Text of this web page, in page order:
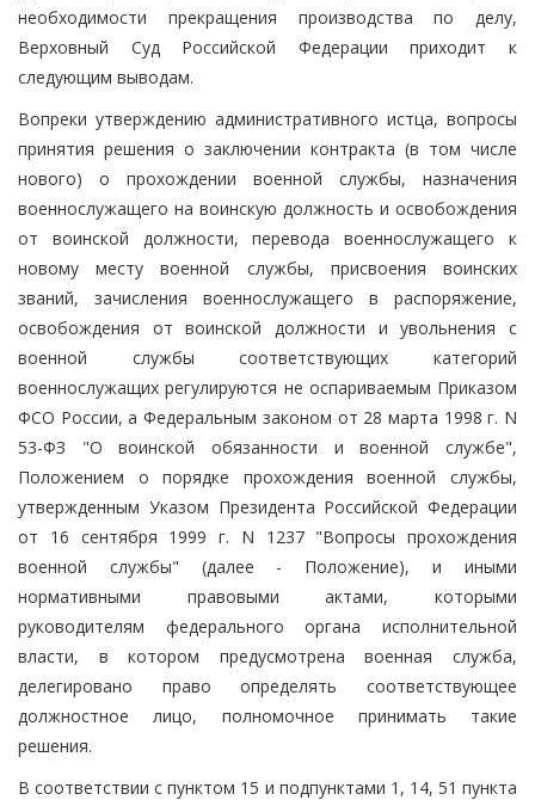
необходимости прекращения производства по делу,
Верховный Суд Российской Федерации приходит к
следующим выводам.
Вопреки утверждению административного истца, вопросы
принятия решения о заключении контракта (в том числе
нового) о прохождении военной службы, назначения
военнослужащего на воинскую должность и освобождения
от воинской должности, перевода военнослужащего к
новому месту военной службы, присвоения воинских
званий, зачисления военнослужащего в распоряжение,
освобождения от воинской должности и увольнения с
военной службы соответствующих категорий
военнослужащих регулируются не оспариваемым Приказом
ФСО России, а Федеральным законом от 28 марта 1998 г. N
53-ФЗ "О воинской обязанности и военной службе",
Положением о порядке прохождения военной службы,
утвержденным Указом Президента Российской Федерации
от 16 сентября 1999 г. N 1237 "Вопросы прохождения
военной службы" (далее - Положение), и иными
нормативными правовыми актами, которыми
руководителям федерального органа исполнительной
власти, в котором предусмотрена военная служба,
делегировано право определять соответствующее
должностное лицо, полномочное принимать такие
решения.
В соответствии с пунктом 15 и подпунктами 1, 14, 51 пункта